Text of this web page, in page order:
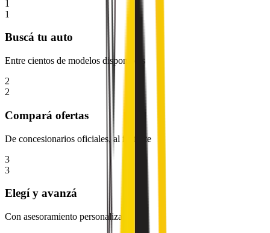
1
1
Buscá tu auto
Entre cientos de modelos disponibles
2
2
Compará ofertas
De concesionarios oficiales, al instante
3
3
Elegí y avanzá
Con asesoramiento personalizado